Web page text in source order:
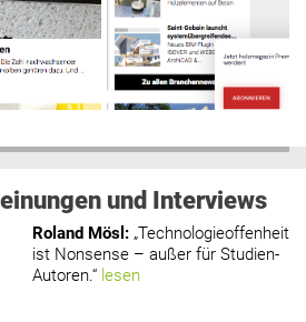
und Interviews
Roland Mösl : „Technologieoffenheit
ist Nonsense – außer für Studien-
Autoren.“ lesen